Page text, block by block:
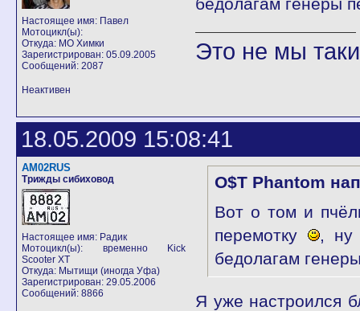
Настоящее имя: Павел
Мотоцикл(ы):
Откуда: МО Химки
Зарегистрирован: 05.09.2005
Сообщений: 2087
Это не мы
Неактивен
18.05.2009 15:08:41
AM02RUS
Трижды сибиховод
Настоящее имя: Радик
Мотоцикл(ы): временно Kick
Scooter XT
Откуда: Мытищи (иногда Уфа)
Зарегистрирован: 29.05.2006
Сообщений: 8866
O$T Phantom
Вот о том и
перемотку
, ну
бедолагам
Я уже настроился